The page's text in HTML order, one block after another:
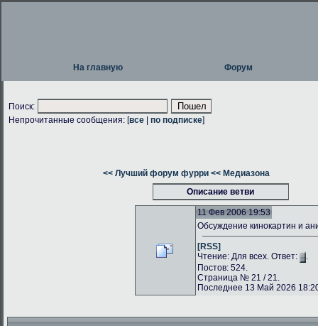
На главную Форум
Поиск:
Непрочитанные сообщения: [все по подписке]
<< Лучший форум фурри << Медиазона
Описание ветви
11 Фев 2006 19:53
Обсуждение кинокартин и
[RSS]
Чтение: Для всех. Ответ:
.
Постов: 524.
Страница № 21 / 21.
Последнее 13 Май 2026